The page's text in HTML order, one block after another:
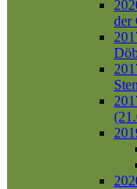
der